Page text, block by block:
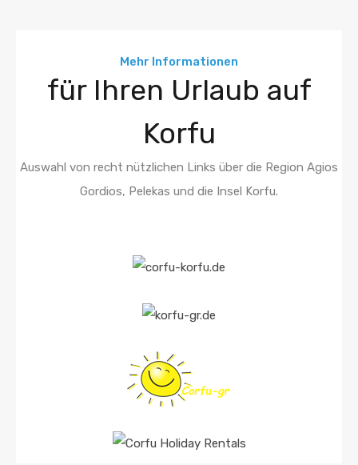
Mehr Informationen
für Ihren Urlaub auf
Korfu
Auswahl von recht nützlichen Links über die Region Agios
Gordios, Pelekas und die Insel Korfu.